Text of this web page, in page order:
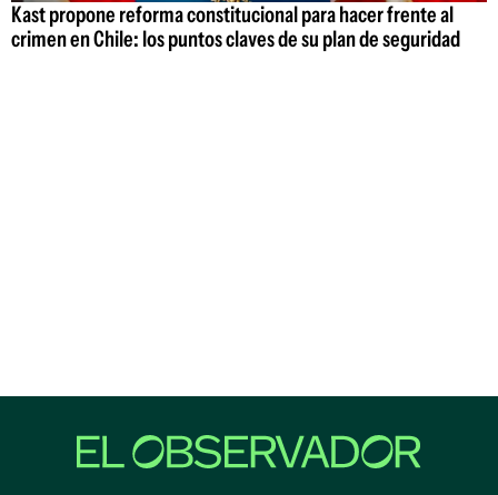
Kast propone reforma constitucional para hacer frente al
crimen en Chile: los puntos claves de su plan de seguridad